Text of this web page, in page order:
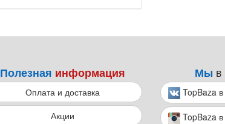
Полезная информация
Оплата и доставка
Акции
Мы в
TopBaza
TopBaza